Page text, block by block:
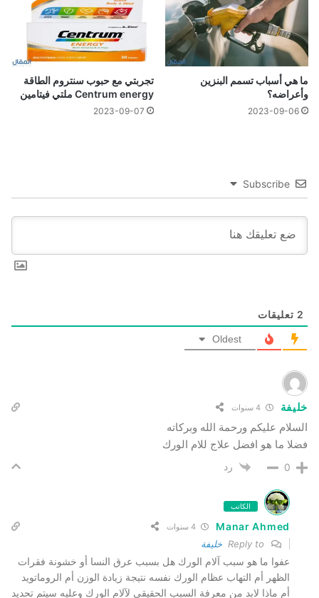
ما هي أسباب تسمم البنزين
وأعراضه؟
2023-09-06
تجربتي مع حبوب سنتروم الطاقة
Centrum energy ملتي فيتامين
2023-09-07
Subscribe
2 تعليقات
Oldest
خليفة
السلام عليكم ورحمة الله وبركاته
فضلا ما هو افضل علاج للام الورك
0 رد
الكاتب
Manar Ahmed
خليفة
عفوا ما هو سبب آلام الورك هل بسبب عرق النسا أو خشونة فقرات
الظهر أم التهاب عظام الورك نفسه نتيجة زيادة الوزن أم الروماتويد
أم ماذا لابد من معرفة السبب الحقيقي لآلام الورك وعليه سيتم تحديد